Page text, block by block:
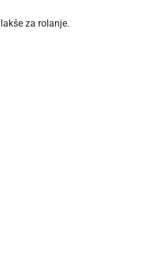
za rolanje.